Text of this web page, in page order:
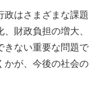
政はさまざまな課題
財政負担の増大、
きない重要な問題で
かが、今後の社会の